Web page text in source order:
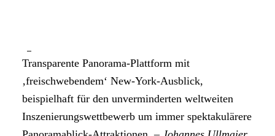
Transparente Panorama-Plattform mit
‚freischwebendem‘ New-York-Ausblick,
beispielhaft für den unverminderten weltweiten
Inszenierungswettbewerb um immer spektakulärere